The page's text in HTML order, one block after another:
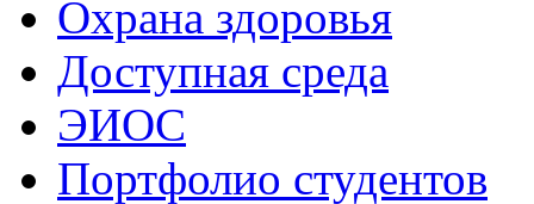
Охрана здоровья
Доступная среда
ЭИОС
Портфолио студентов